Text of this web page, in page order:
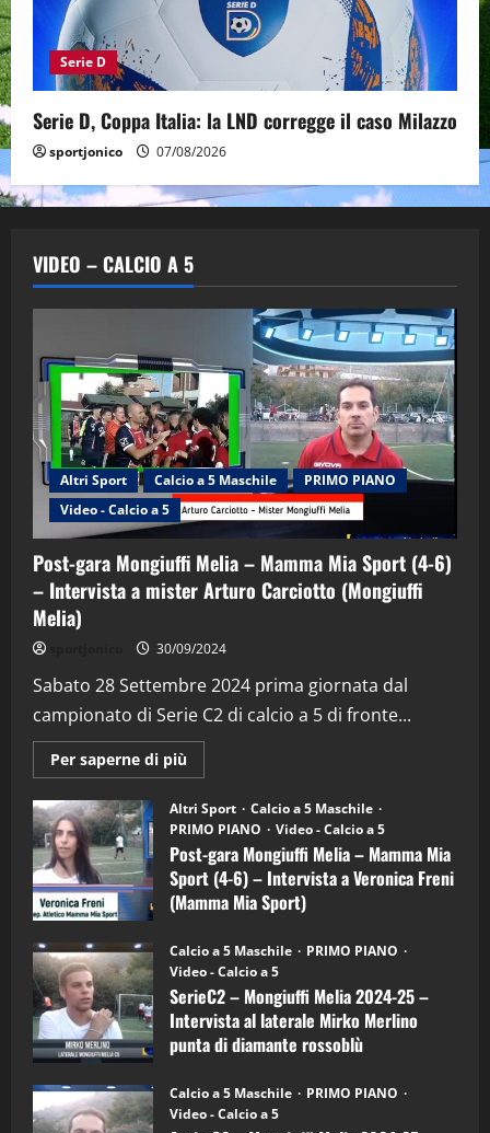
Serie D
Serie D, Coppa Italia: la LND corregge il caso Milazzo
sportjonico 07/08/2026
VIDEO – CALCIO A 5
Altri Sport Calcio a 5 Maschile
PRIMO PIANO
Video - Calcio a 5
Post-gara Mongiuffi Melia – Mamma Mia Sport (4-6)
– Intervista a mister Arturo Carciotto (Mongiuffi
Melia)
30/09/2024
Sabato 28 Settembre 2024 prima giornata dal
campionato di Serie C2 di calcio a 5 di fronte...
Per saperne di più
informazioni
Post-
gara
Mongiuffi
Melia
–
Mamma
Mia
Sport
6)
–
Intervista
a
mister
Arturo
Carciotto
(Mongiuffi
Altri Sport
Calcio a 5 Maschile
PRIMO PIANO
Video - Calcio a 5
Post-gara Mongiuffi Melia – Mamma Mia
Sport (4-6) – Intervista a Veronica Freni
(Mamma Mia Sport)
Calcio a 5 Maschile
PRIMO PIANO
Video - Calcio a 5
SerieC2 – Mongiuffi Melia 2024-25 –
Intervista al laterale Mirko Merlino
punta di diamante rossoblù
Calcio a 5 Maschile
PRIMO PIANO
Video - Calcio a 5
2
“SportEmpire” in Podcast: 29^ Puntata
(Martedi 28 Aprile 2026)
28/04/2026
3
"SportEmpire" in Podcast
“SportEmpire” in Podcast: 28^ Puntata
(Martedi 21 Aprile 2026)
21/04/2026
4
“SportEmpire” in Podcast: 27^ Puntata
(Martedi 14 Aprile 2026)
15/04/2026
“SportEmpire” in Podcast: 26^ Puntata
(Martedi 07 Aprile 2026)